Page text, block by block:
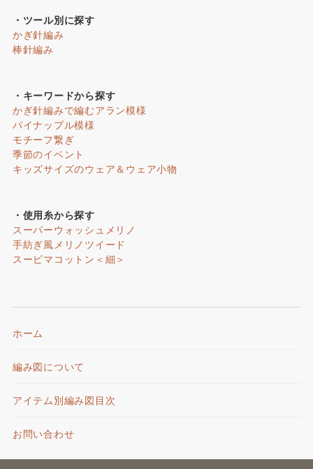
・ツール別に探す
かぎ針編み
棒針編み
・キーワードから探す
かぎ針編みで編むアラン模様
パイナップル模様
モチーフ繋ぎ
季節のイベント
キッズサイズのウェア＆ウェア小物
・使用糸から探す
スーパーウォッシュメリノ
手紡ぎ風メリノツイード
スーピマコットン＜細＞
ホーム
編み図について
アイテム別編み図目次
お問い合わせ